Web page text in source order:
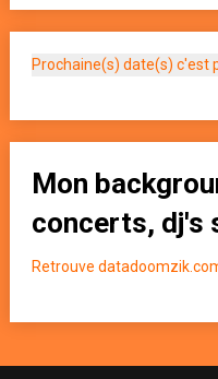
Prochaine(s) date(s) c'est
Mon
concerts, dj's
Retrouve